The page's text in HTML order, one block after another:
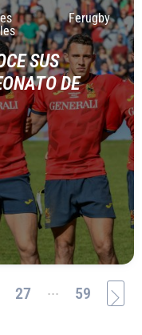
Ferugby
SUS
DE
27 ... 59